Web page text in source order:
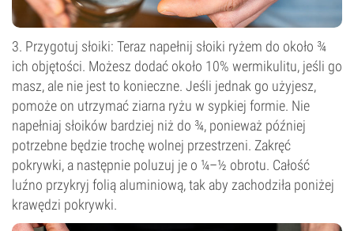
3. Przygotuj słoiki: Teraz napełnij słoiki ryżem do około ¾
ich objętości. Możesz dodać około 10% wermikulitu, jeśli go
masz, ale nie jest to konieczne. Jeśli jednak go użyjesz,
pomoże on utrzymać ziarna ryżu w sypkiej formie. Nie
napełniaj słoików bardziej niż do ¾, ponieważ później
potrzebne będzie trochę wolnej przestrzeni. Zakręć
pokrywki, a następnie poluzuj je o ¼–½ obrotu. Całość
luźno przykryj folią aluminiową, tak aby zachodziła poniżej
krawędzi pokrywki.